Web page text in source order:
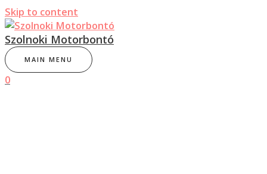
Skip to content
Szolnoki Motorbontó
MAIN MENU
0